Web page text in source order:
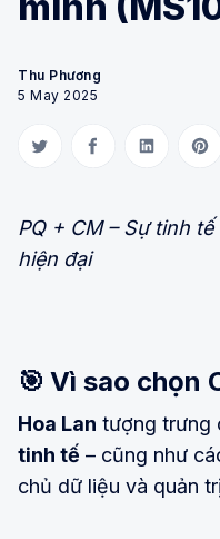
Thu Phương
5 May 2025
Share on Twitter
Share onShare on
PQ + CM – Sự tinh
hiện đại
🎯 Vì sao chọn
Hoa Lan tượng trưng
tinh tế – cũng như
chủ dữ liệu và quản